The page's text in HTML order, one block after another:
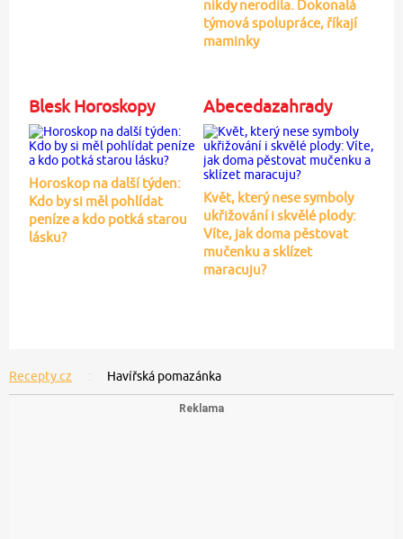
nikdy nerodila. Dokonalá
týmová spolupráce, říkají
maminky
Blesk Horoskopy
Horoskop na další týden:
Kdo by si měl pohlídat
peníze a kdo potká starou
lásku?
Abecedazahrady
Květ, který nese symboly
ukřižování i skvělé plody:
Víte, jak doma pěstovat
mučenku a sklízet
maracuju?
Recepty.cz Havířská pomazánka